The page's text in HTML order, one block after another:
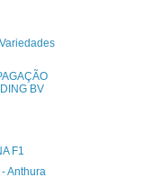
BV
F1
Anthura